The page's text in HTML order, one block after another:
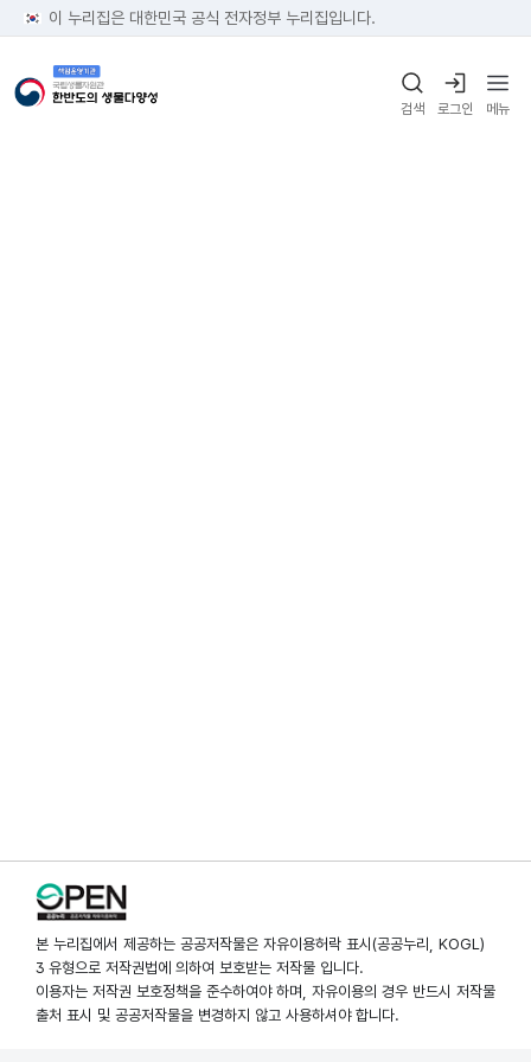
이 누리집은 대한민국 공식 전자정부 누리집입니다.
검색 로그인 메뉴
본 누리집에서 제공하는 공공저작물은 자유이용허락 표시(공공누리, KOGL)
3 유형으로 저작권법에 의하여 보호받는 저작물 입니다.
이용자는 저작권 보호정책을 준수하여야 하며, 자유이용의 경우 반드시 저작물
출처 표시 및 공공저작물을 변경하지 않고 사용하셔야 합니다.